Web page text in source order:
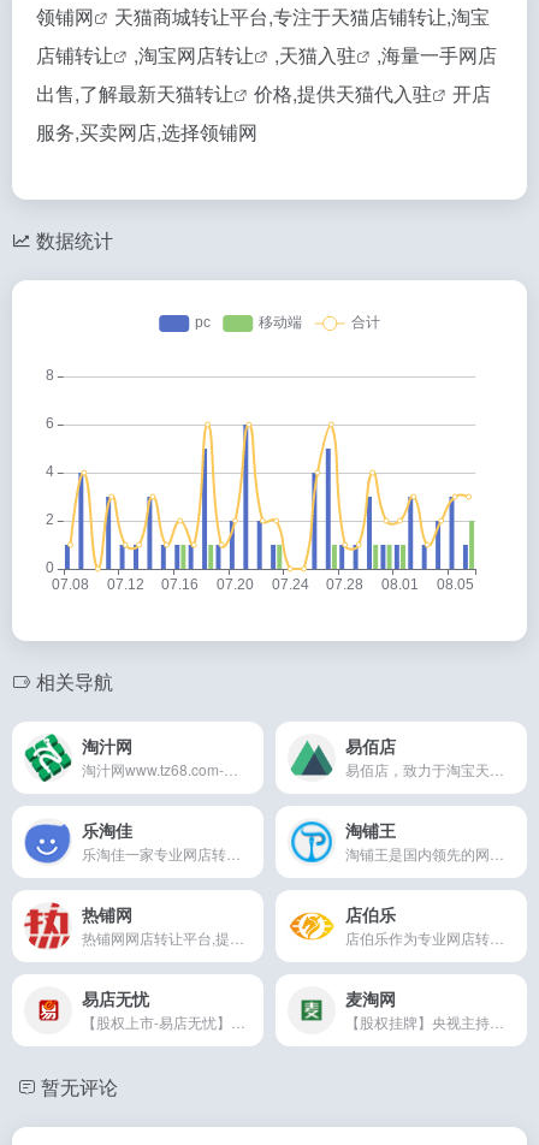
领铺网 天猫商城转让平台,专注于天猫店铺转让,淘宝
店铺转让
,淘宝网店转让 ,天猫入驻
,海量一手网店
出售,了解最新天猫转让 价格,提供天猫代入驻
开店
服务,买卖网店,选择领铺网
数据统计
相关导航
淘汁网 易佰店
乐淘佳 淘铺王
热铺网 店伯乐
易店无忧 麦淘网
暂无评论